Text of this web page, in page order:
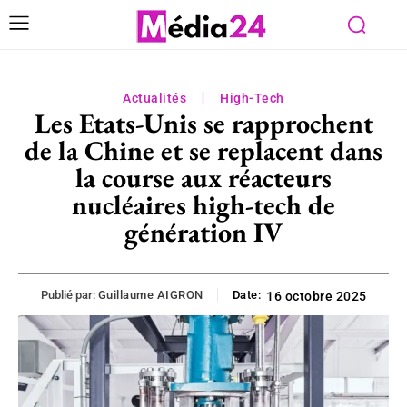
Actualités High-Tech
Les Etats-Unis se rapprochent
de la Chine et se replacent dans
la course aux réacteurs
nucléaires high-tech de
génération IV
Publié par: Guillaume AIGRON Date: 16 octobre 2025